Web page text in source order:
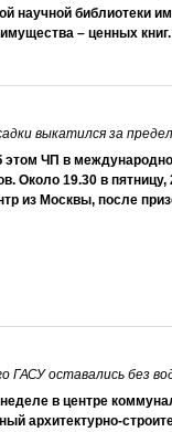
научной библиотеки
– ценных книг.
выкатился за
этом ЧП в
Около 19.30 в
из Москвы, после
ГАСУ оставались без
в центре
архитектурно-